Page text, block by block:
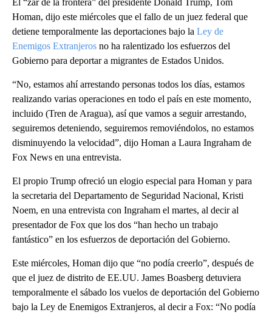
El “zar de la frontera” del presidente Donald Trump, Tom
Homan, dijo este miércoles que el fallo de un juez federal que
detiene temporalmente las deportaciones bajo la Ley de
Enemigos Extranjeros no ha ralentizado los esfuerzos del
Gobierno para deportar a migrantes de Estados Unidos.
“No, estamos ahí arrestando personas todos los días, estamos
realizando varias operaciones en todo el país en este momento,
incluido (Tren de Aragua), así que vamos a seguir arrestando,
seguiremos deteniendo, seguiremos removiéndolos, no estamos
disminuyendo la velocidad”, dijo Homan a Laura Ingraham de
Fox News en una entrevista.
El propio Trump ofreció un elogio especial para Homan y para
la secretaria del Departamento de Seguridad Nacional, Kristi
Noem, en una entrevista con Ingraham el martes, al decir al
presentador de Fox que los dos “han hecho un trabajo
fantástico” en los esfuerzos de deportación del Gobierno.
Este miércoles, Homan dijo que “no podía creerlo”, después de
que el juez de distrito de EE.UU. James Boasberg detuviera
temporalmente el sábado los vuelos de deportación del Gobierno
bajo la Ley de Enemigos Extranjeros, al decir a Fox: “No podía